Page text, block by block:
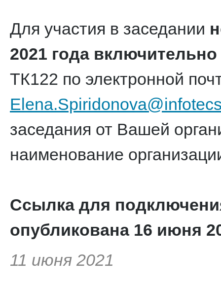
Для участия в заседании
2021 года включительно
ТК122 по электронной
заседания от Вашей
наименование
Ссылка для
опубликована 16 июня
11 июня 2021